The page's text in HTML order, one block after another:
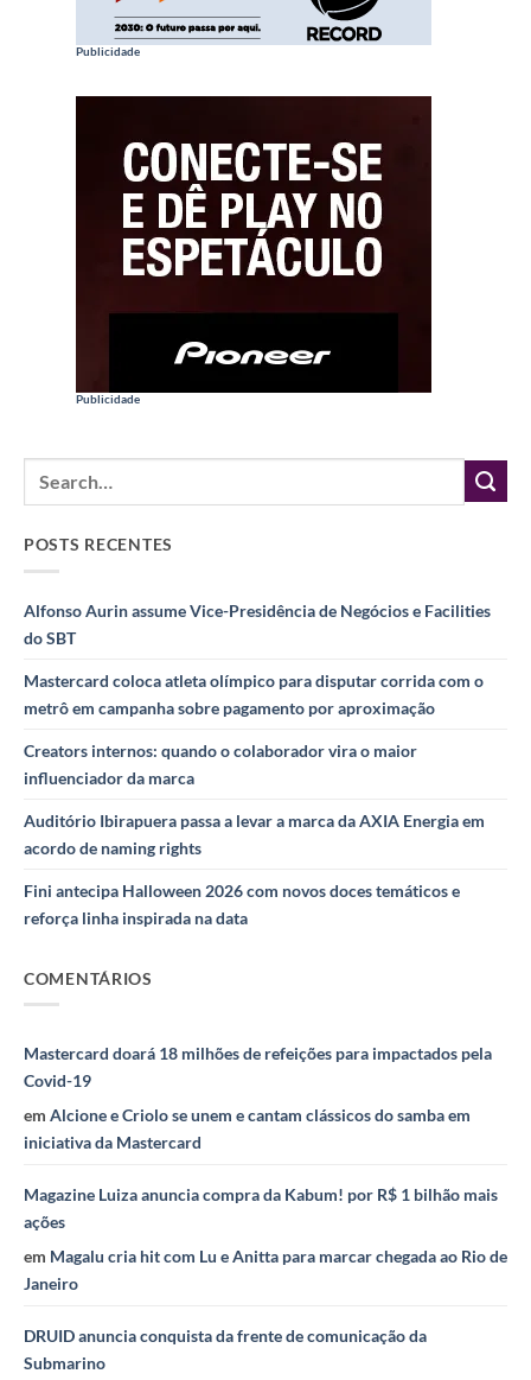
Publicidade
Publicidade
POSTS RECENTES
Alfonso Aurin assume Vice-Presidência de Negócios e Facilities
do SBT
Mastercard coloca atleta olímpico para disputar corrida com o
metrô em campanha sobre pagamento por aproximação
Creators internos: quando o colaborador vira o maior
influenciador da marca
Auditório Ibirapuera passa a levar a marca da AXIA Energia em
acordo de naming rights
Fini antecipa Halloween 2026 com novos doces temáticos e
reforça linha inspirada na data
COMENTÁRIOS
Mastercard doará 18 milhões de refeições para impactados pela
Covid-19
em Alcione e Criolo se unem e cantam clássicos do samba em
iniciativa da Mastercard
Magazine Luiza anuncia compra da Kabum! por R$ 1 bilhão mais
ações
em Magalu cria hit com Lu e Anitta para marcar chegada ao Rio de
Janeiro
DRUID anuncia conquista da frente de comunicação da
Submarino